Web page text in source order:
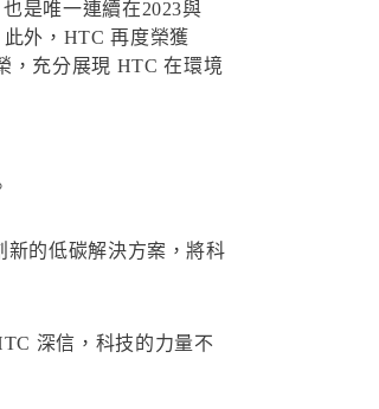
是唯一連續在2023與
外，HTC 再度榮獲
，充分展現 HTC 在環境
新的低碳解決方案，將科
深信，科技的力量不